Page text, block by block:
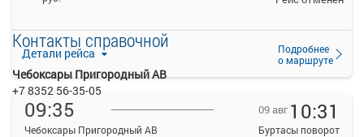
Детали рейса
Подробнее
о маршруте
09:35
Чебоксары Пригородный АВ
09 авг 10:31
Буртасы поворот
Контакты справочной
Чебоксары Пригородный АВ
+7 8352 56-35-05